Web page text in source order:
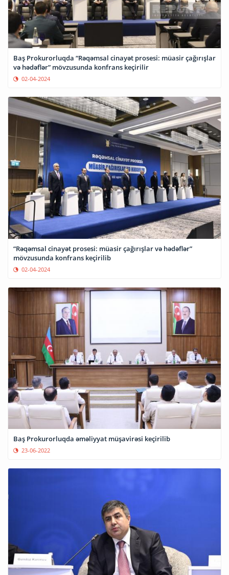
Baş Prokurorluqda “Rəqəmsal cinayət prosesi: müasir çağırışlar
və hədəflər” mövzusunda konfrans keçirilir
02-04-2024
“Rəqəmsal cinayət prosesi: müasir çağırışlar və hədəflər”
mövzusunda konfrans keçirilib
02-04-2024
Baş Prokurorluqda əməliyyat müşavirəsi keçirilib
23-06-2022